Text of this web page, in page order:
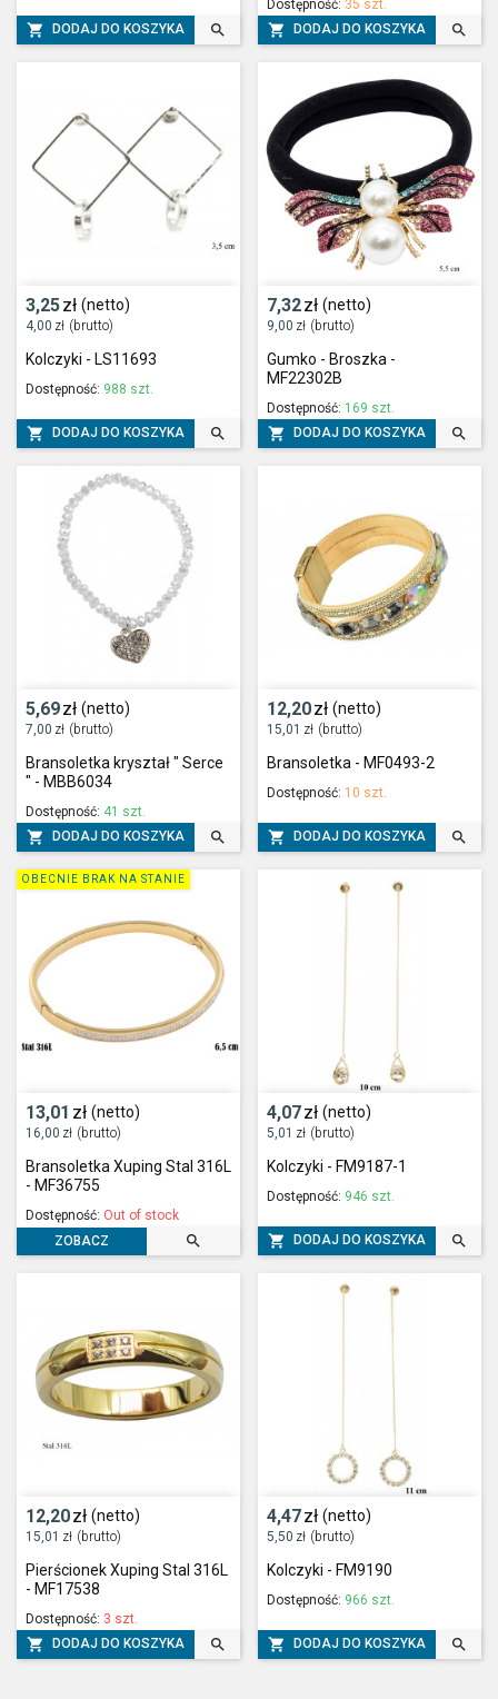
 DODAJ DO KOSZYKA 
Dostępność: 35 szt.
 DODAJ DO KOSZYKA 
3,25zł (netto)
4,00 zł (brutto)
Kolczyki - LS11693
Dostępność: 988 szt.
 DODAJ DO KOSZYKA 
7,32zł (netto)
9,00 zł (brutto)
Gumko - Broszka -
MF22302B
Dostępność: 169 szt.
 DODAJ DO KOSZYKA 
5,69zł (netto)
7,00 zł (brutto)
Bransoletka kryształ " Serce
" - MBB6034
Dostępność: 41 szt.
 DODAJ DO KOSZYKA 
12,20zł (netto)
15,01 zł (brutto)
Bransoletka - MF0493-2
Dostępność: 10 szt.
 DODAJ DO KOSZYKA 
13,01 zł (netto)
16,00 zł (brutto)
Bransoletka Xuping Stal 316L
- MF36755
Dostępność: Out of stock
ZOBACZ

OBECNIE BRAK NA STANIE
4,07zł (netto)
5,01 zł (brutto)
Kolczyki - FM9187-1
Dostępność: 946 szt.
 DODAJ DO KOSZYKA 
12,20zł (netto)
15,01 zł (brutto)
Pierścionek Xuping Stal 316L
- MF17538
Dostępność: 3 szt.
 DODAJ DO KOSZYKA 
4,47zł (netto)
5,50 zł (brutto)
Kolczyki - FM9190
Dostępność: 966 szt.
 DODAJ DO KOSZYKA 